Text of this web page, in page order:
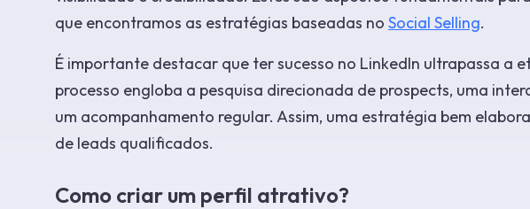
que encontramos as estratégias baseadas no Social Selling.
É importante destacar que ter sucesso no LinkedIn ultrapassa a
processo engloba a pesquisa direcionada de prospects, uma
um acompanhamento regular. Assim, uma estratégia bem
de leads qualificados.
Como criar um perfil atrativo?